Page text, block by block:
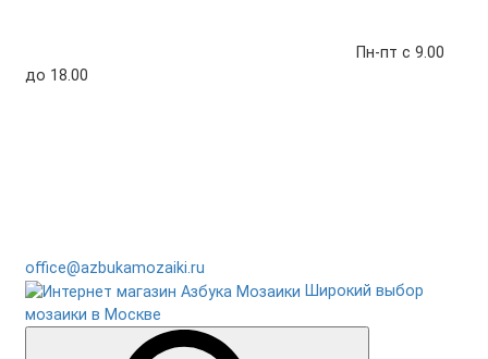
Пн-пт с 9.00
до 18.00
office@azbukamozaiki.ru
Широкий выбор
мозаики в Москве